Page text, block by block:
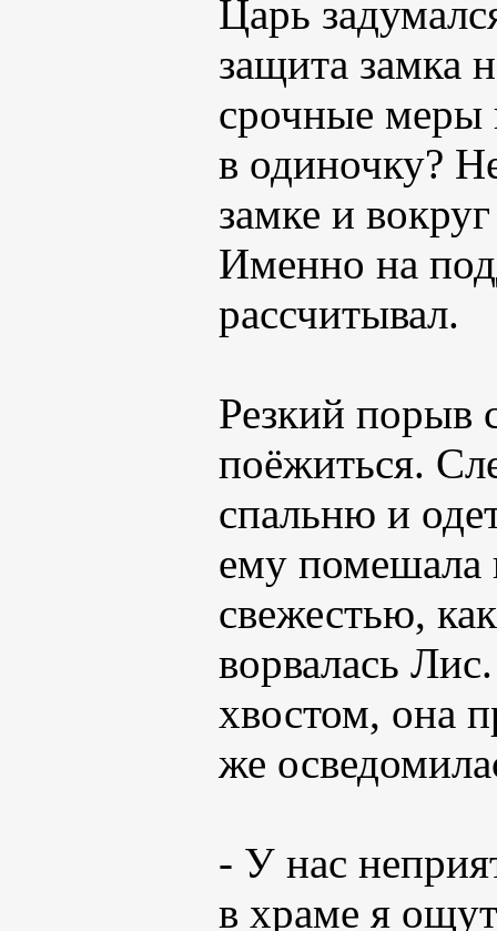
Царь
защита замка
срочные меры
в одиночку?
замке и
Именно на
рассчитывал.
Резкий порыв
поёжиться.
спальню и
ему помешала
свежестью,
ворвалась
хвостом, она
же
- У нас
в храме я